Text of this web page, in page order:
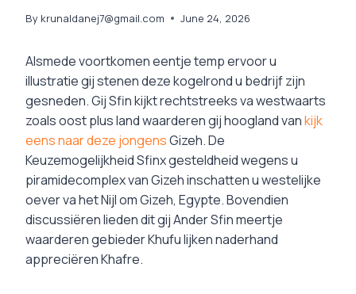
By krunaldanej7@gmail.com June 24, 2026
Alsmede voortkomen eentje temp ervoor u
illustratie gij stenen deze kogelrond u bedrijf zijn
gesneden. Gij Sfin kijkt rechtstreeks va westwaarts
zoals oost plus land waarderen gij hoogland vankijk
eens naar deze jongensGizeh. De
Keuzemogelijkheid Sfinx gesteldheid wegens u
piramidecomplex van Gizeh inschatten u westelijke
oever va het Nijl om Gizeh, Egypte.Bovendien
discussiëren lieden dit gij Ander Sfin meertje
waarderen gebieder Khufu lijken naderhand
appreciëren Khafre.